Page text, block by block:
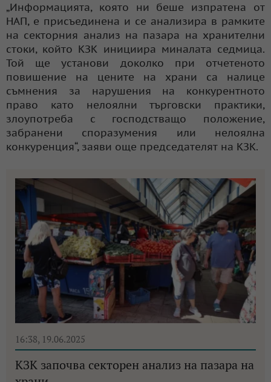
„Информацията, която ни беше изпратена от
НАП, е присъединена и се анализира в рамките
на секторния анализ на пазара на хранителни
стоки, който КЗК инициира миналата седмица.
Той ще установи доколко при отчетеното
повишение на цените на храни са налице
съмнения за нарушения на конкурентното
право като нелоялни търговски практики,
злоупотреба с господстващо положение,
забранени споразумения или нелоялна
конкуренция“, заяви още председателят на КЗК.
16:38, 19.06.2025
КЗК започва секторен анализ на пазара на